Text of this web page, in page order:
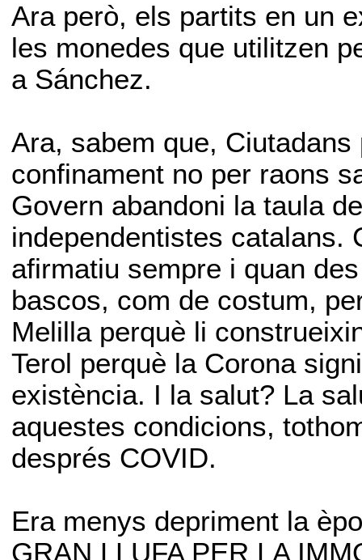
Ara però, els partits en un
les monedes que utilitzen
a Sánchez.
Ara, sabem que,
confinament no per raons
Govern abandoni la taula
independentistes catalans.
afirmatiu sempre i quan
bascos, com de costum,
Melilla perquè li
Terol perquè la Corona
existència. I la salut? La
aquestes condicions,
després COVID.
Era menys depriment la
GRAN LLUFA PER LA